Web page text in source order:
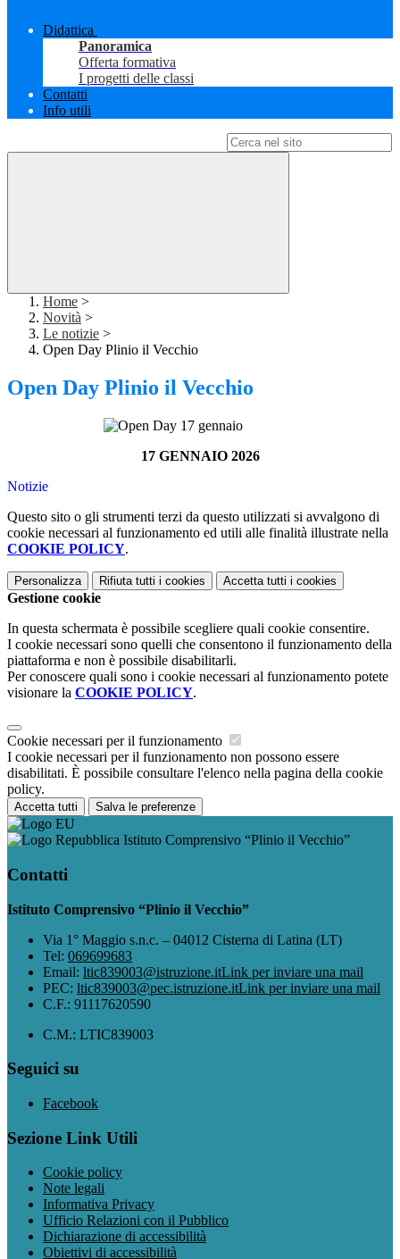
Didattica
Panoramica
Offerta formativa
I progetti delle classi
Contatti
Info utili
Home >
Novità >
Le notizie >
Open Day Plinio il Vecchio
Open Day Plinio il Vecchio
17 GENNAIO 2026
Notizie
Questo sito o gli strumenti terzi da questo utilizzati si avvalgono di
cookie necessari al funzionamento ed utili alle finalità illustrate nella
COOKIE POLICY.
Personalizza Rifiuta tutti i cookies Accetta tutti i cookies
Gestione cookie
In questa schermata è possibile scegliere quali cookie consentire.
I cookie necessari sono quelli che consentono il funzionamento della
piattaforma e non è possibile disabilitarli.
Per conoscere quali sono i cookie necessari al funzionamento potete
visionare la COOKIE POLICY.
Cookie necessari per il funzionamento
I cookie necessari per il funzionamento non possono essere
disabilitati. È possibile consultare l'elenco nella pagina della cookie
policy.
Accetta tutti Salva le preferenze
Istituto Comprensivo “Plinio il Vecchio”
Contatti
Istituto Comprensivo “Plinio il Vecchio”
Via 1° Maggio s.n.c. – 04012 Cisterna di Latina (LT)
Tel: 069699683
Email: ltic839003@istruzione.itLink per inviare una mail
PEC: ltic839003@pec.istruzione.itLink per inviare una mail
C.F.: 91117620590
C.M.: LTIC839003
Seguici su
Facebook
Sezione Link Utili
Cookie policy
Note legali
Informativa Privacy
Ufficio Relazioni con il Pubblico
Dichiarazione di accessibilità
Obiettivi di accessibilità